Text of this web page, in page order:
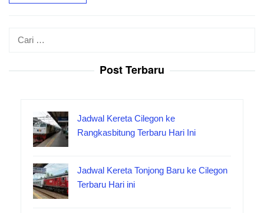
Post Terbaru
Jadwal Kereta Cilegon ke
Rangkasbitung Terbaru Hari Ini
Jadwal Kereta Tonjong Baru ke Cilegon
Terbaru Hari ini